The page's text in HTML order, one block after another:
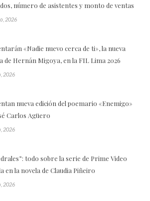
número de asistentes y monto de ventas
2026
«Nadie nuevo cerca de ti», la nueva
de Hernán Migoya, en la FIL Lima 2026
2026
nueva edición del poemario «Enemigo»
Carlos Agüero
2026
todo sobre la serie de Prime Video
en la novela de Claudia Piñeiro
2026